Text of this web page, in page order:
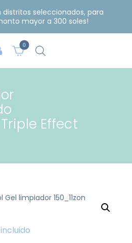
distritos seleccionados, para
mayor a 300 soles!
0
Effect